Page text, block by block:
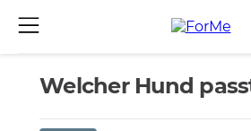
Welcher Hund